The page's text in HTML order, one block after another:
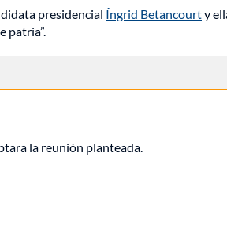
presidencial Íngrid Betancourty
patria”.
la reunión planteada.